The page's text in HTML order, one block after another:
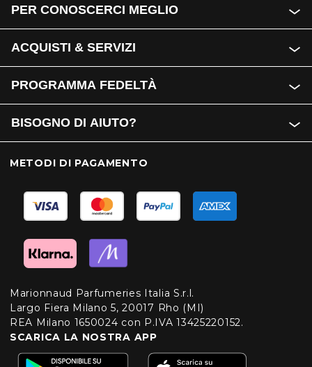
PER CONOSCERCI MEGLIO
ACQUISTI & SERVIZI
PROGRAMMA FEDELTÀ
BISOGNO DI AIUTO?
METODI DI PAGAMENTO
Marionnaud Parfumeries Italia S.r.l.
Largo Fiera Milano 5, 20017 Rho (MI)
REA Milano 1650024 con P.IVA 13425220152.
SCARICA LA NOSTRA APP